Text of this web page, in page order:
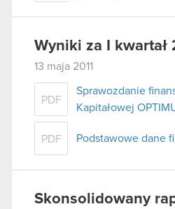
Wyniki za I kwartał
13 maja 2011
PDF
Sprawozdanie
Kapitałowej
PDF Podstawowe dane
Skonsolidowany